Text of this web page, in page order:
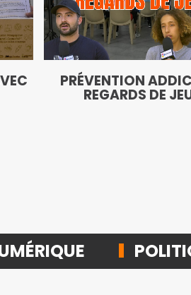
PRÉVENTION
REGARDS DE